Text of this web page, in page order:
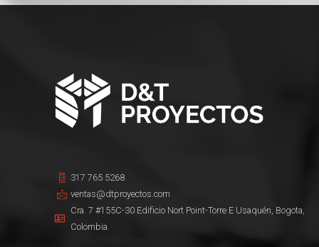
317 765 5268
ventas@dtproyectos.com
Cra. 7 #155C-30 Edificio Nort Point-Torre E Usaquén, Bogota,
Colombia.